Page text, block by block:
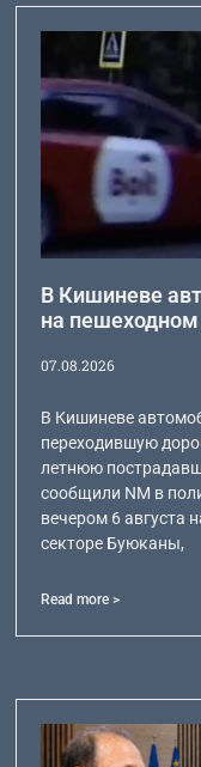
В Кишиневе
на пешеходном
07.08.2026
В Кишиневе
переходившую
летнюю
сообщили NM в
вечером 6 августа
секторе Буюканы,
Read more >